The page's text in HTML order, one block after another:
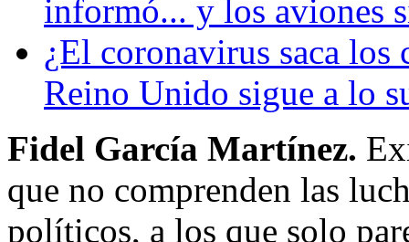
informó... y los aviones
¿El coronavirus saca
Reino Unido sigue a lo
Fidel García Martínez.
que no comprenden las
políticos, a los que solo